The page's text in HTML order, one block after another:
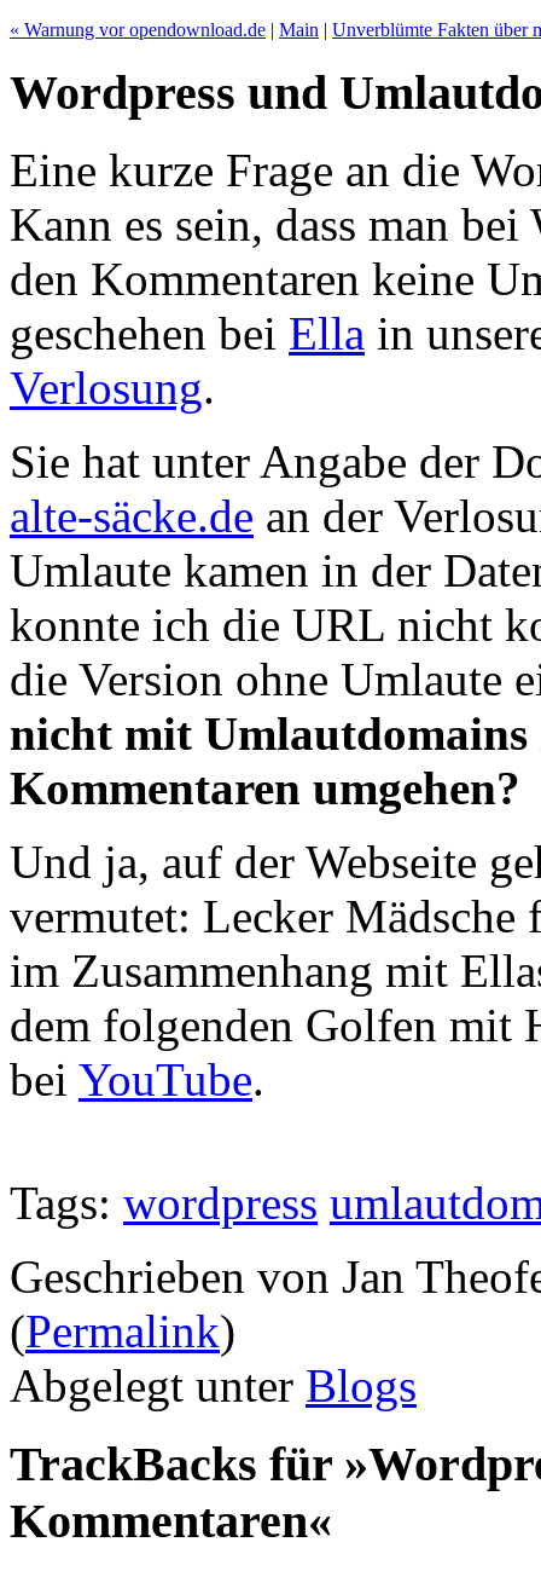
« Warnung vor opendownload.de | Main | Unverblümte Fakten über
Wordpress und
Eine kurze Frage an die
Kann es sein, dass man
den Kommentaren keine
geschehen bei Ella in
Verlosung.
Sie hat unter Angabe der
alte-säcke.de an der
Umlaute kamen in der
konnte ich die URL nicht
die Version ohne Umlaute
nicht mit Umlautdomains
Kommentaren umgehen?
Und ja, auf der Webseite
vermutet: Lecker Mädsche
im Zusammenhang mit
dem folgenden Golfen mit
bei YouTube.
Tags: wordpress
Geschrieben von Jan
(Permalink)
Abgelegt unter Blogs
TrackBacks für
Kommentaren«